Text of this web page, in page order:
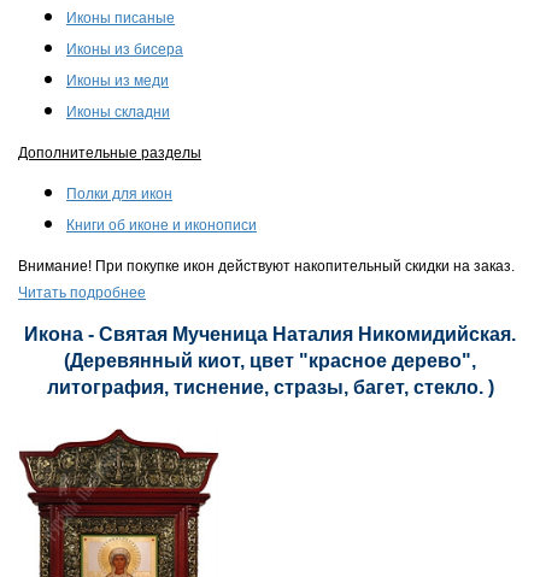
Иконы писаные
Иконы из бисера
Иконы из меди
Иконы складни
Дополнительные разделы
Полки для икон
Книги об иконе и иконописи
Внимание! При покупке икон действуют накопительный скидки на заказ.
Читать подробнее
Икона - Святая Мученица Наталия Никомидийская.
(Деревянный киот, цвет "красное дерево",
литография, тиснение, стразы, багет, стекло. )